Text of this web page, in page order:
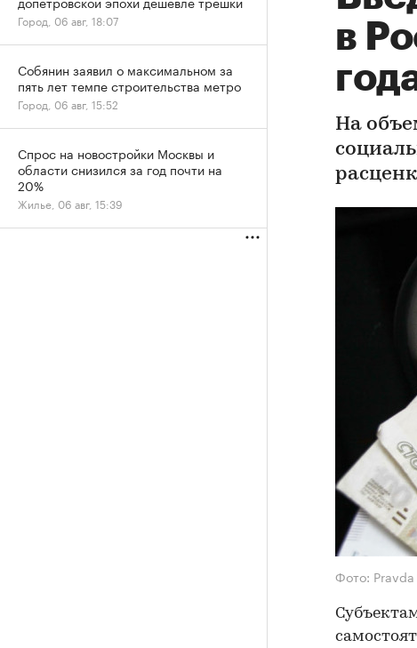
в
На
Фото:
Город, 06 авг, 18:07
Собянин заявил о максимальном за
пять лет темпе строительства метро
Город, 06 авг, 15:52
Спрос на новостройки Москвы и
области снизился за год почти на
20%
Жилье, 06 авг, 15:39